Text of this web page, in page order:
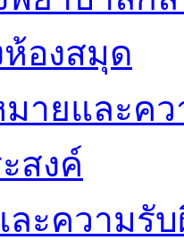
องสมุด
ายและค
สงค์
ะความรั